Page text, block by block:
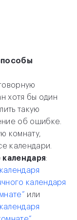
хотя бы один
такую
об ошибке.
комнату,
календари.
:
календаря
или